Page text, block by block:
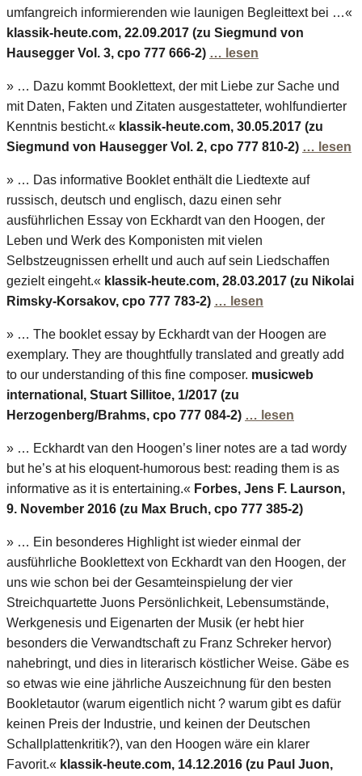
umfangreich informierenden wie launigen Begleittext bei …«
klassik-heute.com, 22.09.2017 (zu Siegmund von
Hausegger Vol. 3, cpo 777 666-2) … lesen
» … Dazu kommt Booklettext, der mit Liebe zur Sache und
mit Daten, Fakten und Zitaten ausgestatteter, wohlfundierter
Kenntnis besticht.« klassik-heute.com, 30.05.2017 (zu
Siegmund von Hausegger Vol. 2, cpo 777 810-2) … lesen
» … Das informative Booklet enthält die Liedtexte auf
russisch, deutsch und englisch, dazu einen sehr
ausführlichen Essay von Eckhardt van den Hoogen, der
Leben und Werk des Komponisten mit vielen
Selbstzeugnissen erhellt und auch auf sein Liedschaffen
gezielt eingeht.« klassik-heute.com, 28.03.2017 (zu Nikolai
Rimsky-Korsakov, cpo 777 783-2) … lesen
» … The booklet essay by Eckhardt van der Hoogen are
exemplary. They are thoughtfully translated and greatly add
to our understanding of this fine composer. musicweb
international, Stuart Sillitoe, 1/2017 (zu
Herzogenberg/Brahms, cpo 777 084-2) … lesen
» … Eckhardt van den Hoogen’s liner notes are a tad wordy
but he’s at his eloquent-humorous best: reading them is as
informative as it is entertaining.« Forbes, Jens F. Laurson,
9. November 2016 (zu Max Bruch, cpo 777 385-2)
» … Ein besonderes Highlight ist wieder einmal der
ausführliche Booklettext von Eckhardt van den Hoogen, der
uns wie schon bei der Gesamteinspielung der vier
Streichquartette Juons Persönlichkeit, Lebensumstände,
Werkgenesis und Eigenarten der Musik (er hebt hier
besonders die Verwandtschaft zu Franz Schreker hervor)
nahebringt, und dies in literarisch köstlicher Weise. Gäbe es
so etwas wie eine jährliche Auszeichnung für den besten
Bookletautor (warum eigentlich nicht ? warum gibt es dafür
keinen Preis der Industrie, und keinen der Deutschen
Schallplattenkritik?), van den Hoogen wäre ein klarer
Favorit.« klassik-heute.com, 14.12.2016 (zu Paul Juon,